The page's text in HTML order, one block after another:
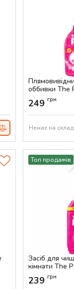
оббивки The
Артикул:AS-
249 грн
Немає на
Топ продажів
Засіб для
кімнати The
Cleaner, 850 мл
Артикул:
239 грн